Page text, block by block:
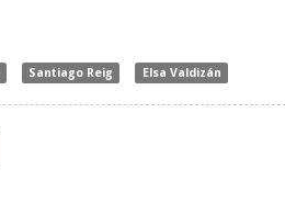
Santiago Reig Elsa Valdizán